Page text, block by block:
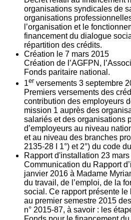
organisations syndicales de
organisations
l’organisation et le
financement du dialogue
répartition des crédits.
Création le 7 mars 2015
Création de l’AGFPN,
Fonds paritaire national.
1er versements 3 septembre
Premiers versements des
contribution des employeurs
mission 1 auprès des
salariés et des organisations
d’employeurs au niveau
et au niveau des branches
2135‐28 I 1°) et 2°) du code
Rapport d'installation 23
Communication du Rapport
janvier 2016 à Madame
du travail, de l’emploi, de la
social. Ce rapport présente
au premier semestre 2015
n° 2015-87, à savoir : les